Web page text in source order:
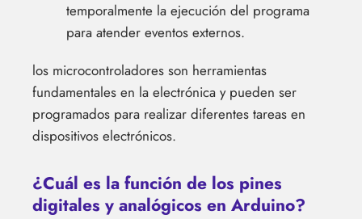
temporalmente la ejecución del programa
para atender eventos externos.
los microcontroladores son herramientas
fundamentales en la electrónica y pueden ser
programados para realizar diferentes tareas en
dispositivos electrónicos.
¿Cuál es la función de los pines
digitales y analógicos en Arduino?